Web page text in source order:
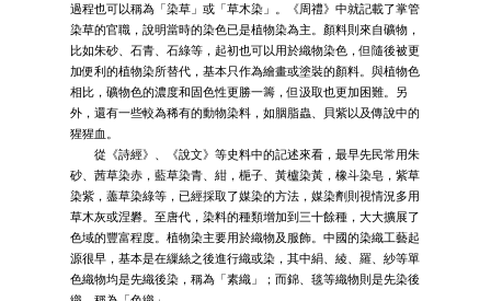
過程也可以稱為「染草」或「草木染」。《周禮》中就記載了掌管
染草的官職，說明當時的染色已是植物染為主。顏料則來自礦物，
比如朱砂、石青、石綠等，起初也可以用於織物染色，但隨後被更
加便利的植物染所替代，基本只作為繪畫或塗裝的顏料。與植物色
相比，礦物色的濃度和固色性更勝一籌，但汲取也更加困難。另
外，還有一些較為稀有的動物染料，如胭脂蟲、貝紫以及傳說中的
猩猩血。
從《詩經》、《說文》等史料中的記述來看，最早先民常用朱
砂、茜草染赤，藍草染青、紺，梔子、黃櫨染黃，橡斗染皂，紫草
染紫，藎草染綠等，已經採取了媒染的方法，媒染劑則視情況多用
草木灰或涅礬。至唐代，染料的種類增加到三十餘種，大大擴展了
色域的豐富程度。植物染主要用於織物及服飾。中國的染織工藝起
源很早，基本是在繅絲之後進行織或染，其中絹、綾、羅、紗等單
色織物均是先織後染，稱為「素織」；而錦、毯等織物則是先染後